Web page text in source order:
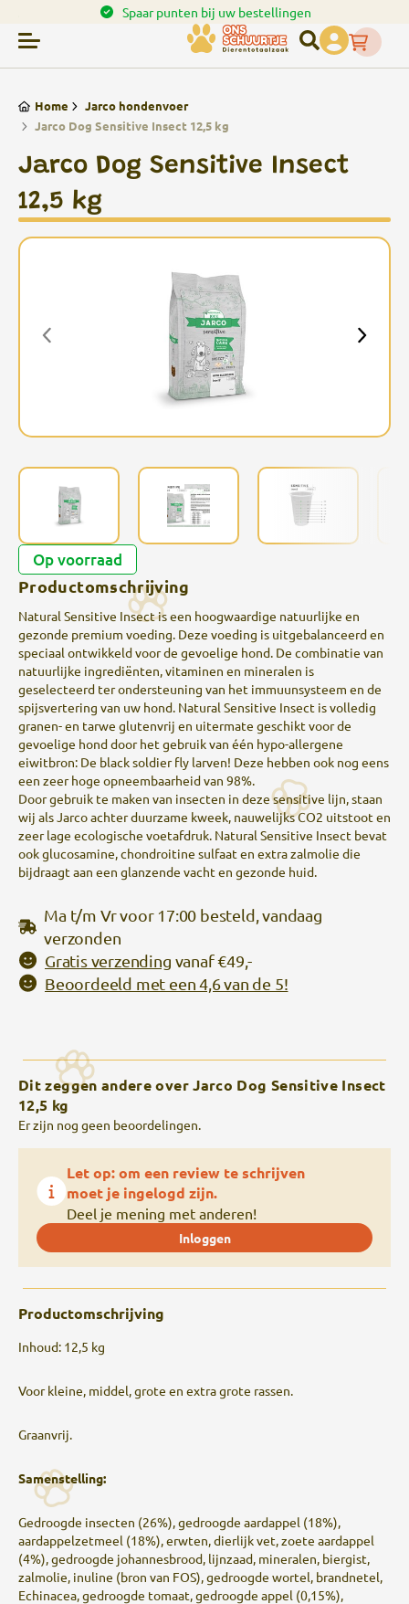
Spaar punten bij uw bestellingen
Home
Jarco hondenvoer
Jarco Dog Sensitive Insect 12,5 kg
Jarco Dog Sensitive Insect
12,5 kg
Op voorraad
Productomschrijving
Natural Sensitive Insect is een hoogwaardige natuurlijke en
gezonde premium voeding. Deze voeding is uitgebalanceerd en
speciaal ontwikkeld voor de gevoelige hond. De combinatie van
natuurlijke ingrediënten, vitaminen en mineralen is
geselecteerd ter ondersteuning van het immuunsysteem en de
spijsvertering van uw hond. Natural Sensitive Insect is volledig
granen- en tarwe glutenvrij en uitermate geschikt voor de
gevoelige hond door het gebruik van één hypo-allergene
eiwitbron: De black soldier fly larven! Deze hebben ook nog eens
een zeer hoge opneembaarheid van 98%.
Door gebruik te maken van insecten in deze sensitive lijn, staan
wij als Jarco achter duurzame kweek, nauwelijks CO2 uitstoot en
zeer lage ecologische voetafdruk. Natural Sensitive Insect bevat
ook glucosamine, chondroitine sulfaat en extra zalmolie die
bijdraagt aan een glanzende vacht en gezonde huid.
Ma t/m Vr voor 17:00 besteld, vandaag
verzonden
Gratis verzending vanaf €49,-
Beoordeeld met een 4,6 van de 5!
Dit zeggen andere over Jarco Dog Sensitive Insect
12,5 kg
Er zijn nog geen beoordelingen.
Let op: om een review te schrijven
moet je ingelogd zijn.
Deel je mening met anderen!
Inloggen
Productomschrijving
Inhoud: 12,5 kg
Voor kleine, middel, grote en extra grote rassen.
Graanvrij.
Samenstelling:
Gedroogde insecten (26%), gedroogde aardappel (18%),
aardappelzetmeel (18%), erwten, dierlijk vet, zoete aardappel
(4%), gedroogde johannesbrood, lijnzaad, mineralen, biergist,
zalmolie, inuline (bron van FOS), gedroogde wortel, brandnetel,
Echinacea, gedroogde tomaat, gedroogde appel (0,15%),